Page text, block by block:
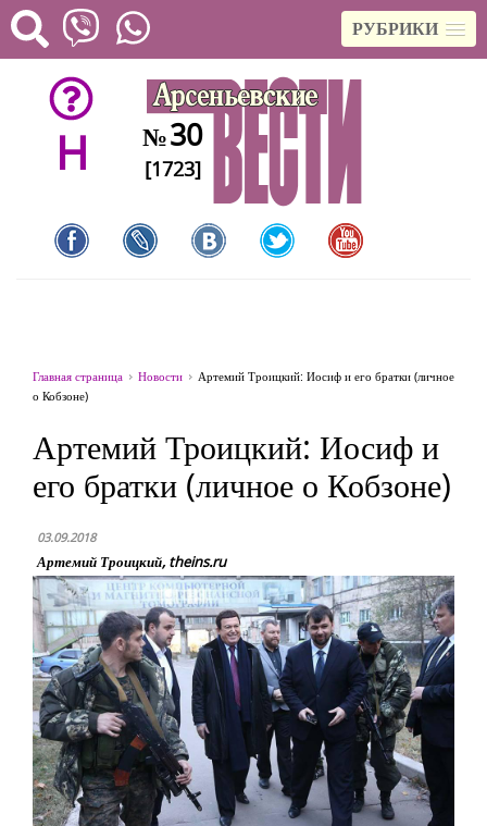
РУБРИКИ
H №30
[1723]
Главная страница Новости
Артемий Троицкий: Иосиф и его братки (личное
о Кобзоне)
Артемий Троицкий: Иосиф и
его братки (личное о Кобзоне)
03.09.2018
Артемий Троицкий, theins.ru